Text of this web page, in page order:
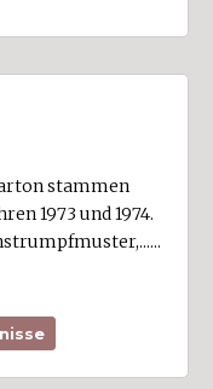
stammen
1973 und 1974.